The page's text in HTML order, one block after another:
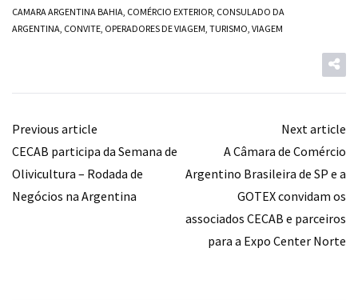
CAMARA ARGENTINA BAHIA, COMÉRCIO EXTERIOR, CONSULADO DA
ARGENTINA, CONVITE, OPERADORES DE VIAGEM, TURISMO, VIAGEM
Previous article
CECAB participa da Semana de
Olivicultura – Rodada de
Negócios na Argentina
Next article
A Câmara de Comércio
Argentino Brasileira de SP e a
GOTEX convidam os
associados CECAB e parceiros
para a Expo Center Norte